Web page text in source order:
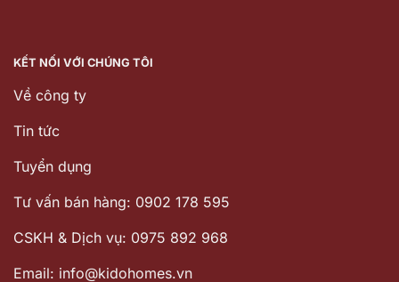
KẾT NỐI VỚI CHÚNG TÔI
Về công ty
Tin tức
Tuyển dụng
Tư vấn bán hàng: 0902 178 595
CSKH & Dịch vụ: 0975 892 968
Email: info@kidohomes.vn